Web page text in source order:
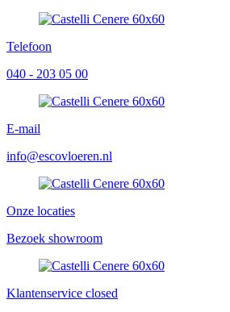
Telefoon
040 - 203 05 00
E-mail
info@escovloeren.nl
Onze locaties
Bezoek showroom
Klantenservice closed